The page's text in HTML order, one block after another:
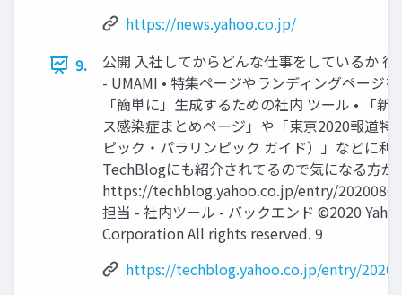
https://news.yahoo.co.jp/
9.
公開 ⼊社してからどんな仕事をしているか
- UMAMI • 特集ページやランディングページ
「簡単に」⽣成するための社内 ツール • 「新
ス感染症まとめページ」や「東京2020報道特
ピック・パラリンピック ガイド）」などに利
TechBlogにも紹介されてるので気になる⽅が
https://techblog.yahoo.co.jp/entry/
担当 - 社内ツール - バックエンド ©2020
Corporation All rights reserved. 9
https://techblog.yahoo.co.jp/entry/